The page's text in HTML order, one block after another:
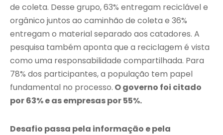
de coleta. Desse grupo, 63% entregam reciclável e
orgânico juntos ao caminhão de coleta e 36%
entregam o material separado aos catadores. A
pesquisa também aponta que a reciclagem é vista
como uma responsabilidade compartilhada. Para
78% dos participantes, a população tem papel
fundamental no processo. O governo foi citado
por 63% e as empresas por 55%.
Desafio passa pela informação e pela